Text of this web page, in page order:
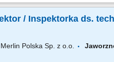
Diagnostyka i naprawa maszyn
/ Inspektorka ds.
Polska Sp. z o.o.